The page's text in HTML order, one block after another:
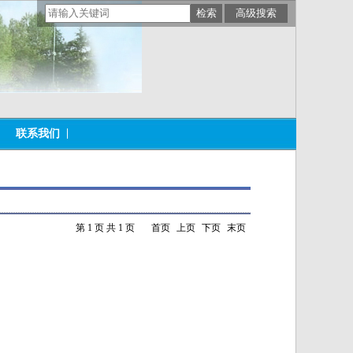
联系我们
第 1 页 共 1 页 首页 上页 下页 末页